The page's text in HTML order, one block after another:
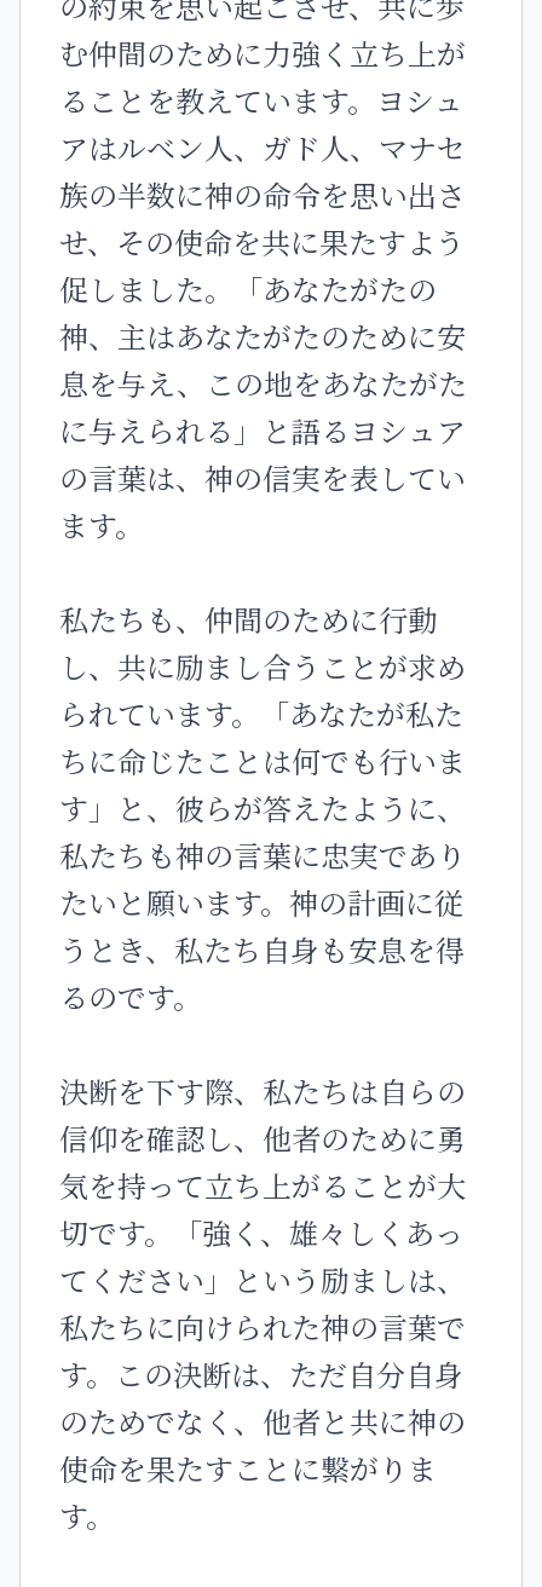
む仲間のために力強く立ち上が
ることを教えています。ヨシュ
アはルベン人、ガド人、マナセ
族の半数に神の命令を思い出さ
せ、その使命を共に果たすよう
促しました。「あなたがたの
神、主はあなたがたのために安
息を与え、この地をあなたがた
に与えられる」と語るヨシュア
の言葉は、神の信実を表してい
ます。
私たちも、仲間のために行動
し、共に励まし合うことが求め
られています。「あなたが私た
ちに命じたことは何でも行いま
す」と、彼らが答えたように、
私たちも神の言葉に忠実であり
たいと願います。神の計画に従
うとき、私たち自身も安息を得
るのです。
決断を下す際、私たちは自らの
信仰を確認し、他者のために勇
気を持って立ち上がることが大
切です。「強く、雄々しくあっ
てください」という励ましは、
私たちに向けられた神の言葉で
す。この決断は、ただ自分自身
のためでなく、他者と共に神の
使命を果たすことに繋がりま
す。